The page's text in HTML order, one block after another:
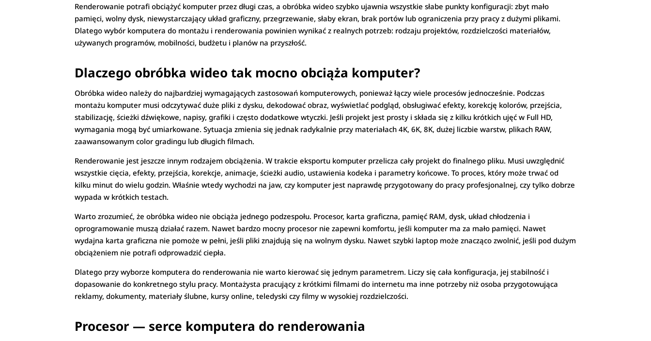
Renderowanie potrafi obciążyć komputer przez długi czas, a obróbka wideo szybko ujawnia wszystkie słabe punkty konfiguracji: zbyt mało
pamięci, wolny dysk, niewystarczający układ graficzny, przegrzewanie, słaby ekran, brak portów lub ograniczenia przy pracy z dużymi plikami.
Dlatego wybór komputera do montażu i renderowania powinien wynikać z realnych potrzeb: rodzaju projektów, rozdzielczości materiałów,
używanych programów, mobilności, budżetu i planów na przyszłość.
Dlaczego obróbka wideo tak mocno obciąża komputer?
Obróbka wideo należy do najbardziej wymagających zastosowań komputerowych, ponieważ łączy wiele procesów jednocześnie. Podczas
montażu komputer musi odczytywać duże pliki z dysku, dekodować obraz, wyświetlać podgląd, obsługiwać efekty, korekcję kolorów, przejścia,
stabilizację, ścieżki dźwiękowe, napisy, grafiki i często dodatkowe wtyczki. Jeśli projekt jest prosty i składa się z kilku krótkich ujęć w Full HD,
wymagania mogą być umiarkowane. Sytuacja zmienia się jednak radykalnie przy materiałach 4K, 6K, 8K, dużej liczbie warstw, plikach RAW,
zaawansowanym color gradingu lub długich filmach.
Renderowanie jest jeszcze innym rodzajem obciążenia. W trakcie eksportu komputer przelicza cały projekt do finalnego pliku. Musi uwzględnić
wszystkie cięcia, efekty, przejścia, korekcje, animacje, ścieżki audio, ustawienia kodeka i parametry końcowe. To proces, który może trwać od
kilku minut do wielu godzin. Właśnie wtedy wychodzi na jaw, czy komputer jest naprawdę przygotowany do pracy profesjonalnej, czy tylko dobrze
wypada w krótkich testach.
Warto zrozumieć, że obróbka wideo nie obciąża jednego podzespołu. Procesor, karta graficzna, pamięć RAM, dysk, układ chłodzenia i
oprogramowanie muszą działać razem. Nawet bardzo mocny procesor nie zapewni komfortu, jeśli komputer ma za mało pamięci. Nawet
wydajna karta graficzna nie pomoże w pełni, jeśli pliki znajdują się na wolnym dysku. Nawet szybki laptop może znacząco zwolnić, jeśli pod dużym
obciążeniem nie potrafi odprowadzić ciepła.
Dlatego przy wyborze komputera do renderowania nie warto kierować się jednym parametrem. Liczy się cała konfiguracja, jej stabilność i
dopasowanie do konkretnego stylu pracy. Montażysta pracujący z krótkimi filmami do internetu ma inne potrzeby niż osoba przygotowująca
reklamy, dokumenty, materiały ślubne, kursy online, teledyski czy filmy w wysokiej rozdzielczości.
Procesor — serce komputera do renderowania